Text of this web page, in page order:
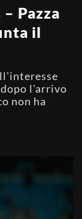
Pazza
il
l'arrivo
non ha